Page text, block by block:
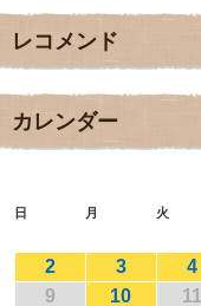
2018年1月(2)
2017年12月
2017年11月(3)
2017年9月
2017年8月
2017年5月
2017年3月(1)
2017年2月(1)
レコメンド
カレンダー
日 月 火
2
3 4
9
10 11